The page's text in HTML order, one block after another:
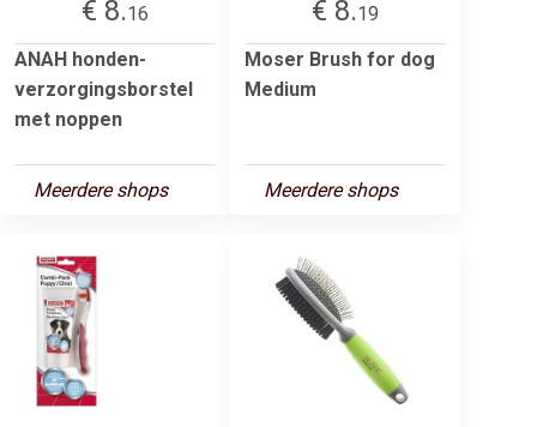
€ 8.16
ANAH honden-
verzorgingsborstel
met noppen
Meerdere shops
€ 8.19
Moser Brush for dog
Medium
Meerdere shops